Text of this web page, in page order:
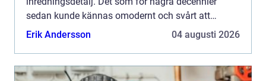
sedan kunde kännas omodernt och svårt att
underhålla, har nu utvecklats...
Erik Andersson 04 augusti 2026